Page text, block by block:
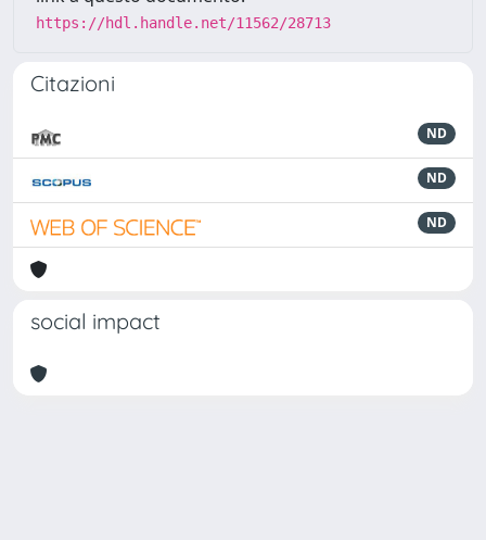
https://hdl.handle.net/11562/28713
Citazioni
ND
ND
ND
social impact